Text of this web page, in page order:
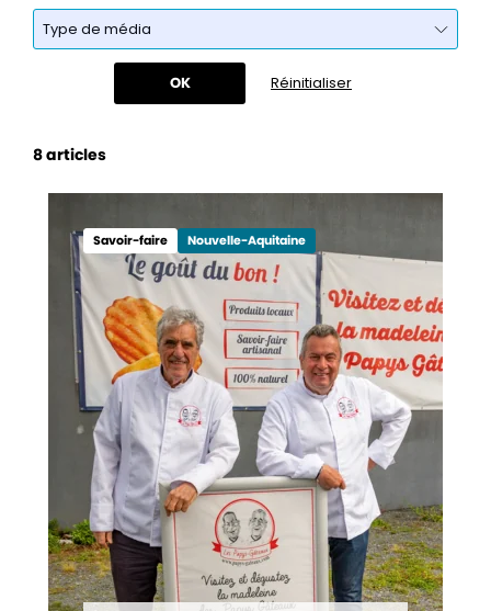
Type de média
OK Réinitialiser
8 articles
Artisanat
Savoir-faire
Deux-Sèvres Nouvelle-Aquitaine